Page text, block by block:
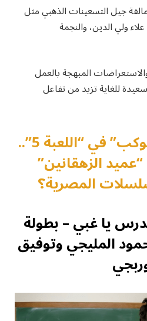
جيل التسعينات الذهبي مثل
ولي الدين، والنجمة
المبهجة بالعمل
للغاية تزيد من تفاعل
لا تفوّت قراءة: “كوكب” في “اللعبة 5”..
الزهقانين”
المصرية؟
يا غبي – بطولة
المليجي وتوفيق